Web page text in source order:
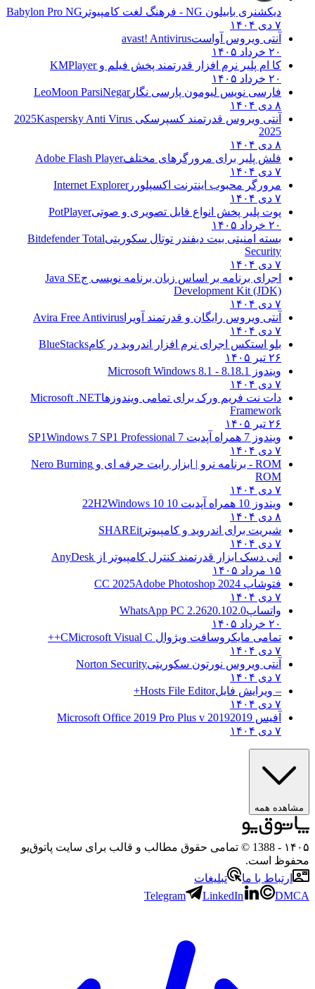
دیکشنری بابیلون NG - فرهنگ لغت کامپیوتر
Babylon Pro NG
آنتی ویروس آواست avast! Antivirus
کا ام پلیر نرم افزار قدرتمند پخش فیلم و KMPlayer
فارسی نویس لیومون پارسی نگارLeoMoon ParsiNegar
آنتی ویروس قدرتمند کسپرسکی 2025Kaspersky Anti Virus
فلش پلیر برای مرورگرهای مختلف Adobe Flash Player
مرورگر محبوب اینترنت اکسپلوررInternet Explorer
پوت پلیر پخش انواع فایل تصویری و صوتیPotPlayer
بسته امنیتی بیت دیفندر توتال سکوریتیBitdefender Total
Security
اجرای برنامه بر اساس زبان برنامه نویسی جJava SE
Development Kit (JDK)
آنتی ویروس رایگان و قدرتمند آویراAvira Free Antivirus
بلو استکس اجرای نرم افزار اندروید در کام BlueStacks
ویندوز 8.1 8.1 - Microsoft Windows 8.1
دات نت فریم ورک برای تمامی ویندوزهاMicrosoft .NET
Framework
ویندوز 7 همراه آپدیت 7 SP1
Windows 7 SP1 Professional
ROM - برنامه نرو | ابزار رایت حرفه ای و
Nero Burning
ویندوز 10 همراه آپدیت 10 22H2
Windows 10
شیریت برای اندروید و کامپیوترSHAREit
انی دسک ابزار قدرتمند کنترل کامپیوتر ازAnyDesk
فتوشاپ CC 2025Adobe Photoshop 2024
واتساپWhatsApp PC 2.2620.102.0
تمامی مایکروسافت ویژوال CMicrosoft Visual C++
آنتی ویروس نورتون سکوریتیNorton Security
– ویرایش فایلHosts File Editor+
آفیس 2019
2019 Microsoft Office 2019 Pro Plus v
همه
- 1388 © تمامی حقوق مطالب و قالب برای سایت پاتوق‌یو
است.
با ما
تبلیغات
Telegram
LinkedIn